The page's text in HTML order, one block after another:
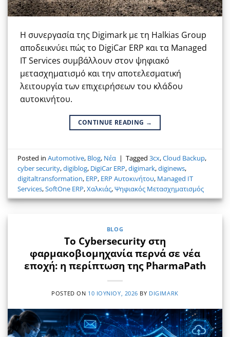
Η συνεργασία της Digimark με τη Halkias Group
αποδεικνύει πώς το DigiCar ERP και τα Managed
IT Services συμβάλλουν στον ψηφιακό
μετασχηματισμό και την αποτελεσματική
λειτουργία των επιχειρήσεων του κλάδου
αυτοκινήτου.
CONTINUE READING →
Posted inAutomotive, Blog, Νέα | Tagged3cx,Cloud Backup,
cyber security,digiblog, DigiCar ERP,digimark,diginews,
digitaltransformation, ERP, ERP Αυτοκινήτου, Managed IT
Services,SoftOne ERP,Χαλκιάς,Ψηφιακός Μετασχηματισμός
BLOG
Το Cybersecurity στη
φαρμακοβιομηχανία περνά σε νέα
εποχή: η περίπτωση της PharmaPath
POSTED ON 10 ΙΟΥΝΊΟΥ, 2026 BY DIGIMARK